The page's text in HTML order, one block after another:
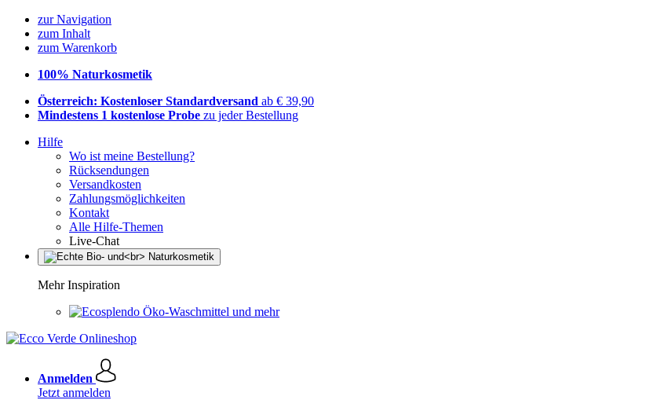
zur Navigation
zum Inhalt
zum Warenkorb
100% Naturkosmetik
Österreich: Kostenloser Standardversand ab € 39,90
Mindestens 1 kostenlose Probe zu jeder Bestellung
Hilfe
Wo ist meine Bestellung?
Rücksendungen
Versandkosten
Zahlungsmöglichkeiten
Kontakt
Alle Hilfe-Themen
Live-Chat
Mehr Inspiration
Öko-Waschmittel und mehr
Anmelden
Jetzt anmelden